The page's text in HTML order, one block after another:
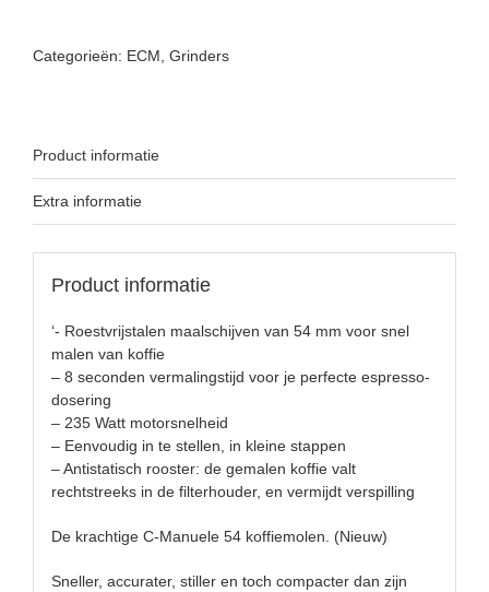
Categorieën: ECM Grinders
Product informatie
Extra informatie
Product informatie
‘- Roestvrijstalen maalschijven van 54 mm voor snel
malen van koffie
– 8 seconden vermalingstijd voor je perfecte espresso-
dosering
– 235 Watt motorsnelheid
– Eenvoudig in te stellen, in kleine stappen
– Antistatisch rooster: de gemalen koffie valt
rechtstreeks in de filterhouder, en vermijdt verspilling
De krachtige C-Manuele 54 koffiemolen. (Nieuw)
Sneller, accurater, stiller en toch compacter dan zijn